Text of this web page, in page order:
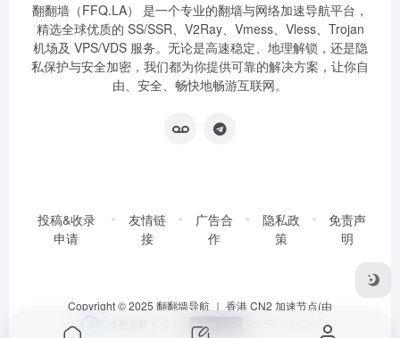
翻翻墙（FFQ.LA） 是一个专业的翻墙与网络加速导航平台，
精选全球优质的 SS/SSR、V2Ray、Vmess、Vless、Trojan
机场及 VPS/VDS 服务。无论是高速稳定、地理解锁，还是隐
私保护与安全加密，我们都为你提供可靠的解决方案，让你自
由、安全、畅快地畅游互联网。
投稿&收录
申请
友情链
接
广告合
作
隐私政
策
免责声
明
Copyright © 2025 翻翻墙导航 ｜ 香港 CN2 加速节点(由